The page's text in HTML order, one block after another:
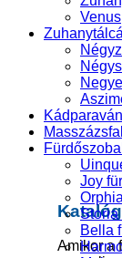
Amikor a
Venus
Kádparaván
Joy
Storia
Bella